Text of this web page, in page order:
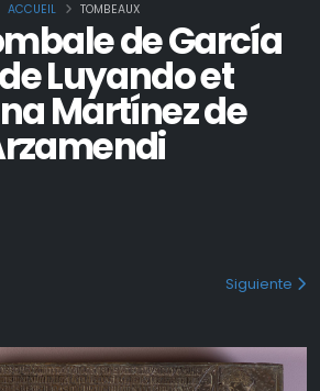
de García
Luyando et
Martínez de
ACCUEIL TOMBEAUX
Siguiente